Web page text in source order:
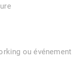
ou événement